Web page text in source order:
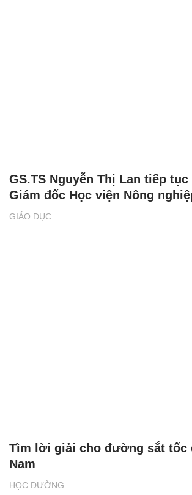
GIÁO DỤC
GS.TS Nguyễn Thị Lan tiếp
Giám đốc Học viện Nông
HỌC ĐƯỜNG
Tìm lời giải cho đường sắt tốc
Nam